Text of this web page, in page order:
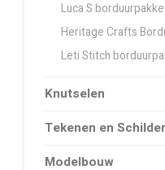
Luca S
Heritage Crafts
Leti Stitch
Knutselen
Tekenen en
Modelbouw